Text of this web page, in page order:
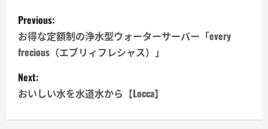
P
o
s
t
n
Previous:
お得な定額制の浄水型ウォーターサーバー「every
frecious（エブリィフレシャス）」
Next:
おいしい水を水道水から【Locca】